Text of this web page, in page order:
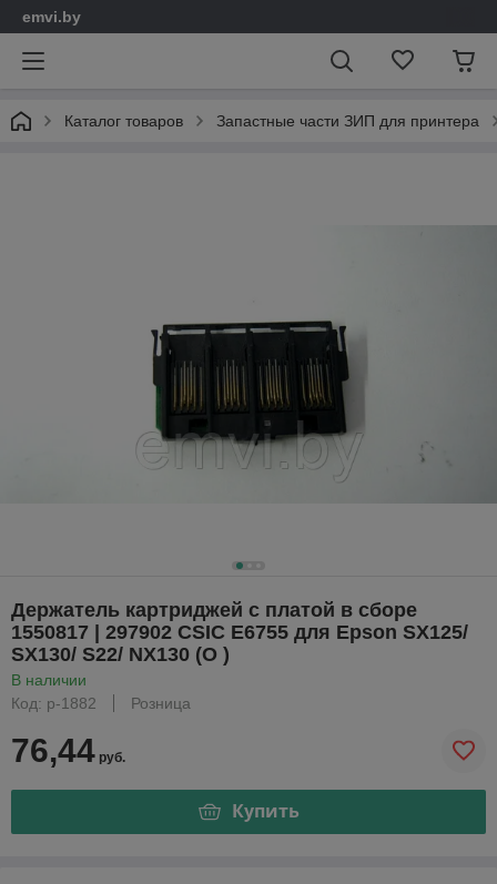
emvi.by
Каталог товаров Запастные части ЗИП для принтера
Держатель картриджей с платой в сборе
1550817 | 297902 CSIC E6755 для Epson SX125/
SX130/ S22/ NX130 (О )
В наличии
Код: р-1882
Розница
76,44 руб.
Купить